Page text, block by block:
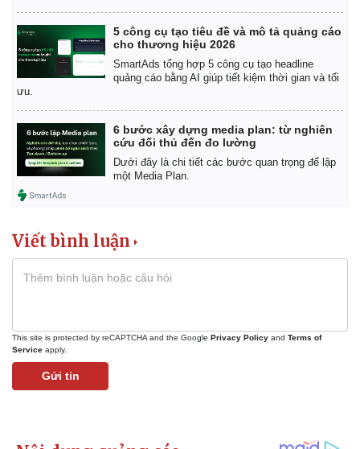
Bóng đá
Lịch thi đấu bóng đá
Thế giới thể thao
eSports
Hậu trường
Ô tô
Xe máy
Tư vấn
5 công cụ tạo tiêu đề và mô tả quảng cáo
cho thương hiệu 2026
SmartAds tổng hợp 5 công cụ tạo headline
quảng cáo bằng AI giúp tiết kiệm thời gian và tối
ưu.
6 bước xây dựng media plan: từ nghiên
cứu đối thủ đến đo lường
Dưới đây là chi tiết các bước quan trọng để lập
một Media Plan.
Viết bình luận
This site is protected by reCAPTCHA and the Google Privacy Policy and Terms of
Service apply.
Gửi tin